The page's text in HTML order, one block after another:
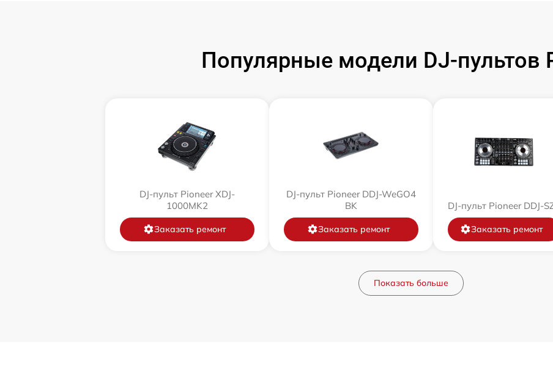
Популярные модели DJ-пультов
DJ-пульт Pioneer XDJ-
1000MK2
Заказать ремонт
DJ-пульт Pioneer DDJ-WeGO4
BK
Заказать ремонт
DJ-пульт Pioneer DDJ-
Заказать ремонт
Показать больше